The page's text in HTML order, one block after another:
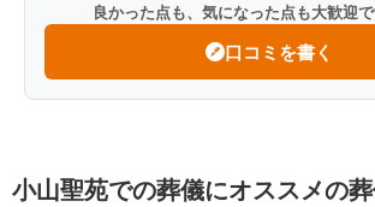
良かった点も、気になった点も大歓迎で
口コミを書く
小山聖苑での葬儀にオススメの